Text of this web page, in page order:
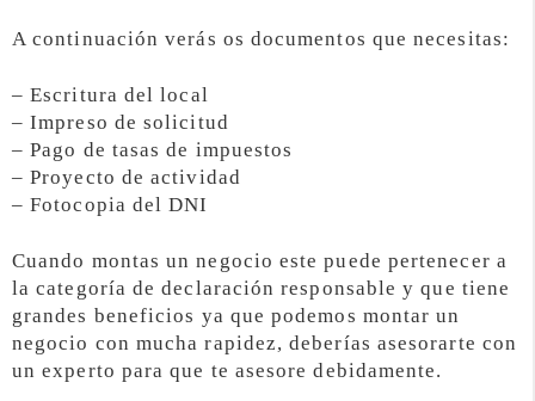
A continuación verás os documentos que necesitas:
– Escritura del local
– Impreso de solicitud
– Pago de tasas de impuestos
– Proyecto de actividad
– Fotocopia del DNI
Cuando montas un negocio este puede pertenecer a
la categoría de declaración responsable y que tiene
grandes beneficios ya que podemos montar un
negocio con mucha rapidez, deberías asesorarte con
un experto para que te asesore debidamente.